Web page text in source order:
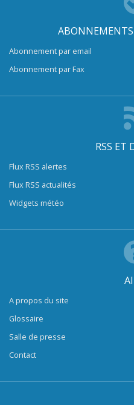
Abonnement par email
Abonnement par Fax
RSS ET
Flux RSS alertes
Flux RSS actualités
Widgets météo
A propos du site
Glossaire
Salle de presse
Contact